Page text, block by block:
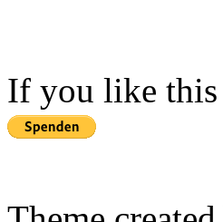
If you like this